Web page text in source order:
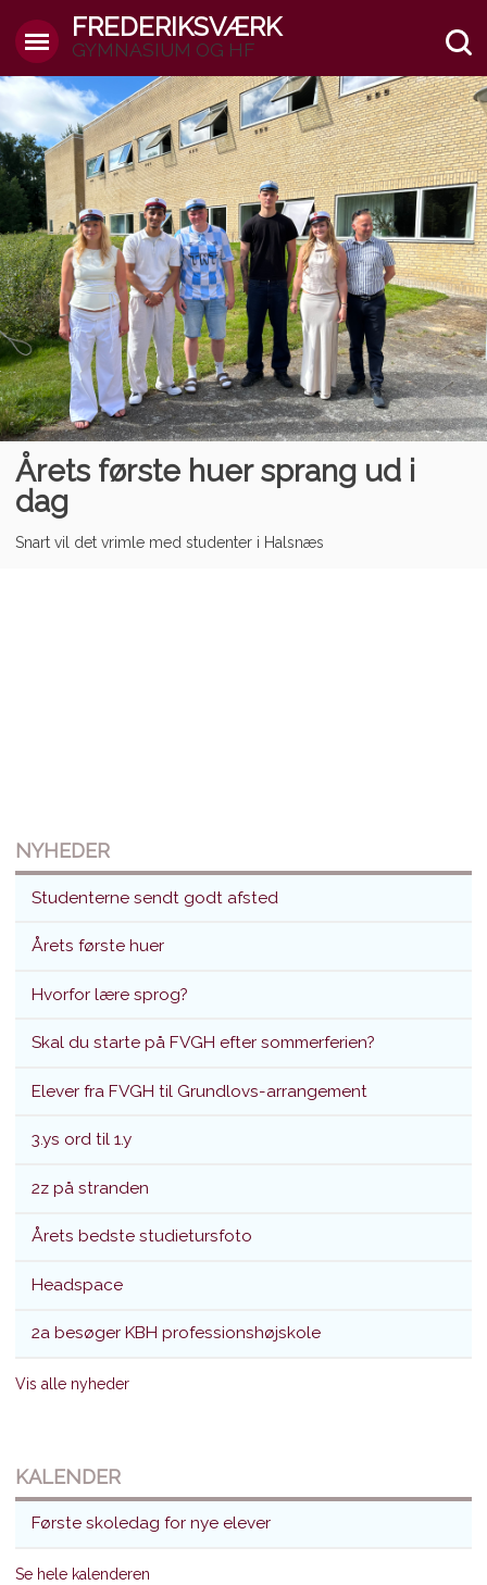
FREDERIKSVÆRK
GYMNASIUM OG HF
Årets første huer sprang ud i
dag
Snart vil det vrimle med studenter i Halsnæs
NYHEDER
Studenterne sendt godt afsted
Årets første huer
Hvorfor lære sprog?
Skal du starte på FVGH efter sommerferien?
Elever fra FVGH til Grundlovs-arrangement
3.ys ord til 1.y
2z på stranden
Årets bedste studietursfoto
Headspace
2a besøger KBH professionshøjskole
Vis alle nyheder
KALENDER
Første skoledag for nye elever
Se hele kalenderen